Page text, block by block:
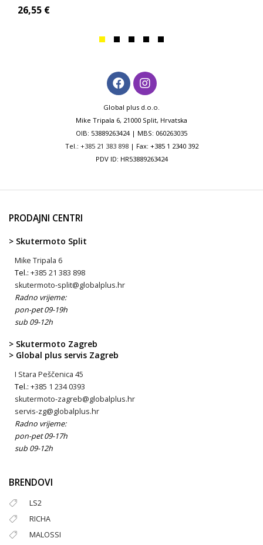
26,55 €
Global plus d.o.o.
Mike Tripala 6, 21000 Split, Hrvatska
OIB: 53889263424 | MBS: 060263035
Tel.: +385 21 383 898| Fax: +385 1 2340 392
PDV ID: HR53889263424
PRODAJNI CENTRI
> Skutermoto Split
Mike Tripala 6
Tel.: +385 21 383 898
skutermoto-split@globalplus.hr
Radno vrijeme:
pon-pet 09-19h
sub 09-12h
> Skutermoto Zagreb
> Global plus servis Zagreb
I Stara Peščenica 45
Tel.: +385 1 234 0393
skutermoto-zagreb@globalplus.hr
servis-zg@globalplus.hr
Radno vrijeme:
pon-pet 09-17h
sub 09-12h
BRENDOVI
LS2
RICHA
MALOSSI